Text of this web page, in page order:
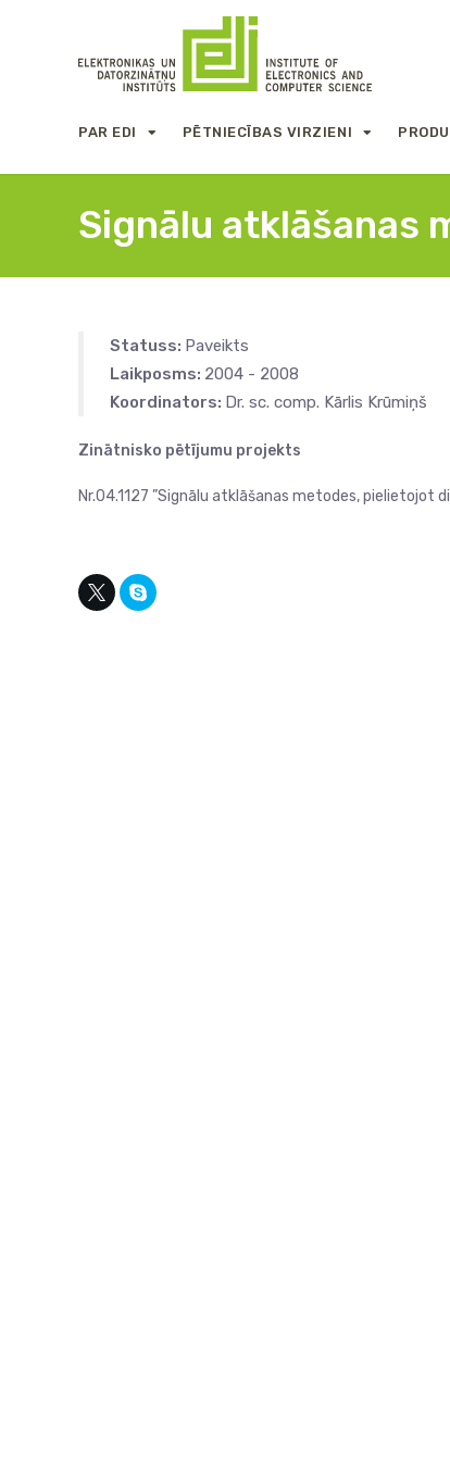
PAR EDI PĒTNIECĪBAS VIRZIENI
Signālu atklāšanas
Statuss: Paveikts
Laikposms: 2004 - 2008
Koordinators: Dr. sc. comp. Kārlis Krūmiņš
Zinātnisko pētījumu projekts
Nr.04.1127 ”Signālu atklāšanas metodes, pielietojot